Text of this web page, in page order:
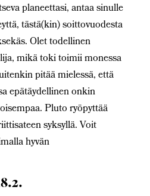
planeettasi, antaa sinulle
tästä(kin) soittovuodesta
Olet todellinen
mikä toki toimii monessa
pitää mielessä, että
epätäydellinen onkin
Pluto ryöpyttää
syksyllä. Voit
hyvän